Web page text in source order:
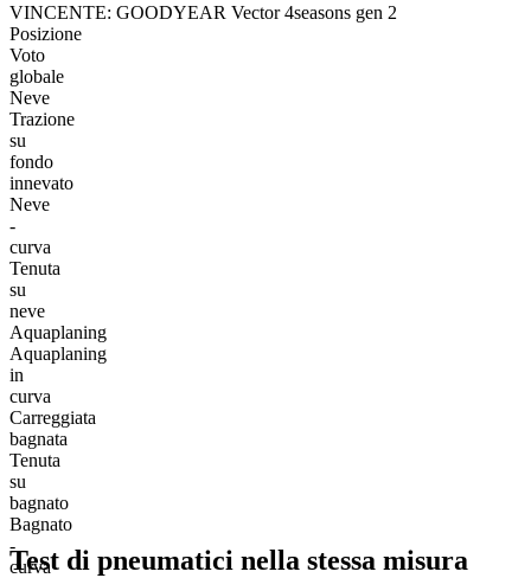
VINCENTE: GOODYEAR Vector 4seasons gen 2
Posizione
Voto
globale
Neve
Trazione
su
fondo
innevato
Neve
-
curva
Tenuta
su
neve
Aquaplaning
Aquaplaning
in
curva
Carreggiata
bagnata
Tenuta
su
bagnato
Bagnato
-
curva
Test di pneumatici nella stessa misura